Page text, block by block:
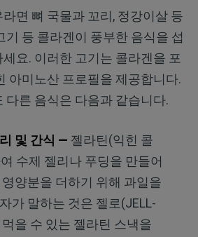
면 뼈 국물과 꼬리, 정강이살 등
기 등 콜라겐이 풍부한 음식을 섭
요. 이러한 고기는 콜라겐을 포
아미노산 프로필을 제공합니다.
다른 음식은 다음과 같습니다.
및 간식 — 젤라틴(익힌 콜
수제 젤리나 푸딩을 만들어
양분을 더하기 위해 과일을
가 말하는 것은 젤로(JELL-
을 수 있는 젤라틴 스낵을